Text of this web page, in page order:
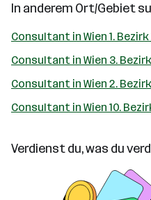
In anderem Ort/Gebiet
Consultant in Wien 1.
Consultant in Wien 3.
Consultant in Wien 2.
Consultant in Wien 10.
Verdienst du, was du